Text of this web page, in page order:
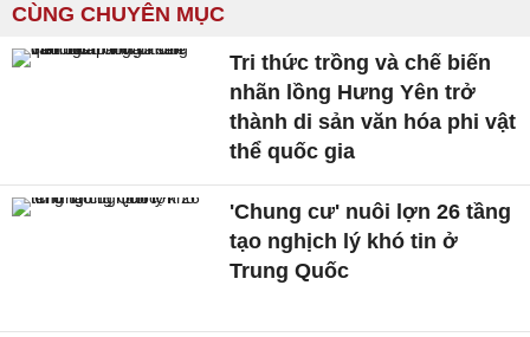
CÙNG CHUYÊN MỤC
Tri thức trồng và chế biến
nhãn lồng Hưng Yên trở
thành di sản văn hóa phi vật
thể quốc gia
'Chung cư' nuôi lợn 26 tầng
tạo nghịch lý khó tin ở
Trung Quốc